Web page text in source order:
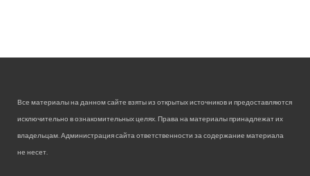
Все материалы на данном сайте взяты из открытых источников и предоставляются
исключительно в ознакомительных целях. Права на материалы принадлежат их
владельцам. Администрация сайта ответственности за содержание материала
не несет.